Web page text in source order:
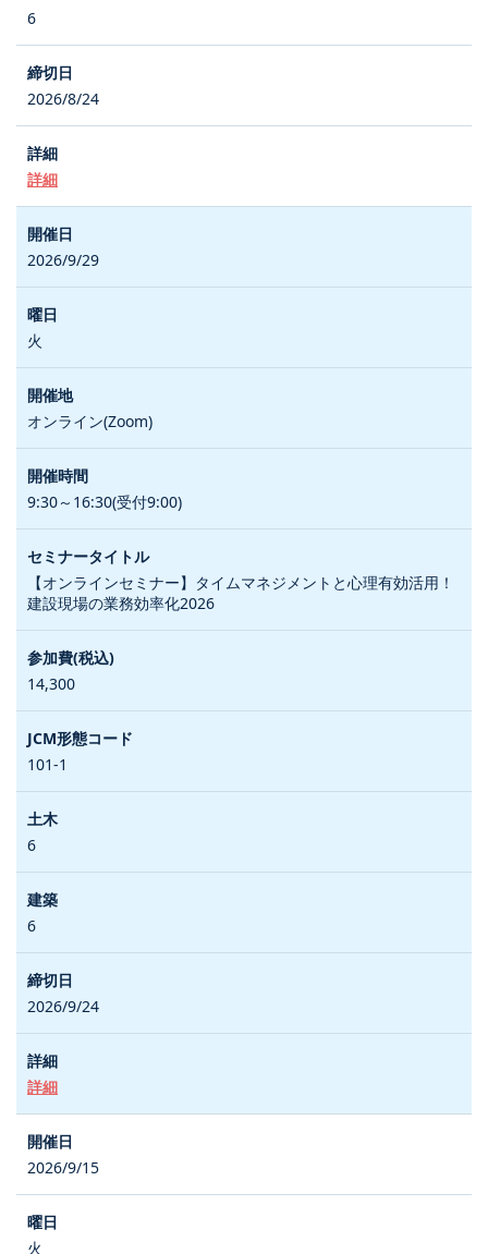
6
2026/8/24
詳細
2026/9/29
火
オンライン(Zoom)
9:30～16:30(受付9:00)
【オンラインセミナー】タイムマネジメントと心理有効活用！
建設現場の業務効率化2026
14,300
101-1
6
6
2026/9/24
詳細
2026/9/15
火